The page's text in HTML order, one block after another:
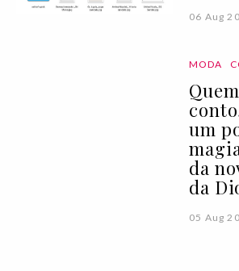
06 Aug
MODA
um
da
da
05 Aug